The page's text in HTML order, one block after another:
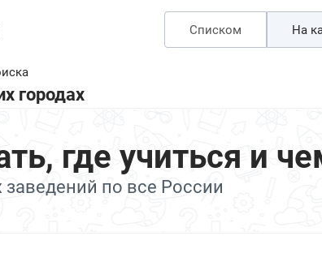
Списком На
городах
где учиться и
заведений по все России